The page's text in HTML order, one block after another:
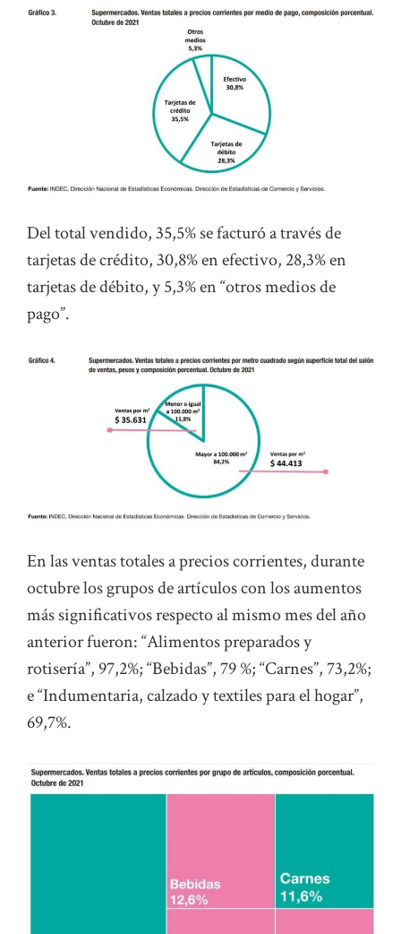
Del total vendido, 35,5% se facturó a través de
tarjetas de crédito, 30,8% en efectivo, 28,3% en
tarjetas de débito, y 5,3% en “otros medios de
pago”.
En las ventas totales a precios corrientes, durante
octubre los grupos de artículos con los aumentos
más significativos respecto al mismo mes del año
anterior fueron: “Alimentos preparados y
rotisería”, 97,2%; “Bebidas”, 79 %; “Carnes”, 73,2%;
e “Indumentaria, calzado y textiles para el hogar”,
69,7%.